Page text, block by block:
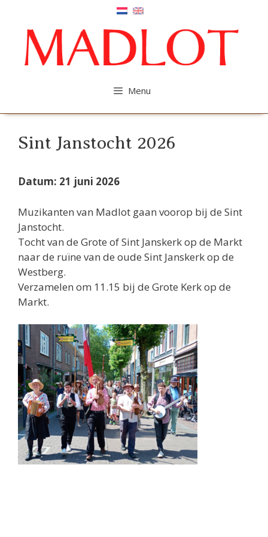
inhoud
Menu
Sint Janstocht 2026
Datum: 21 juni 2026
Muzikanten van Madlot gaan voorop bij de Sint
Janstocht.
Tocht van de Grote of Sint Janskerk op de Markt
naar de ruïne van de oude Sint Janskerk op de
Westberg.
Verzamelen om 11.15 bij de Grote Kerk op de
Markt.